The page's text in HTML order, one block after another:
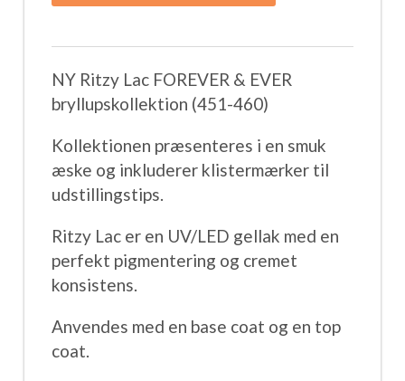
NY Ritzy Lac FOREVER & EVER
bryllupskollektion (451-460)
Kollektionen præsenteres i en smuk
æske og inkluderer klistermærker til
udstillingstips.
Ritzy Lac er en UV/LED gellak med en
perfekt pigmentering og cremet
konsistens.
Anvendes med en base coat og en top
coat.